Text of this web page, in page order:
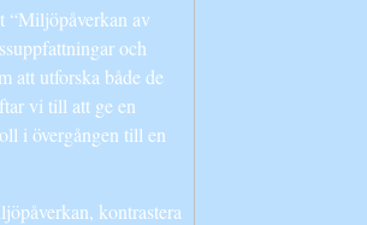
“Miljöpåverkan av
och
att utforska både de
vi till att ge en
i övergången till en
kontrastera